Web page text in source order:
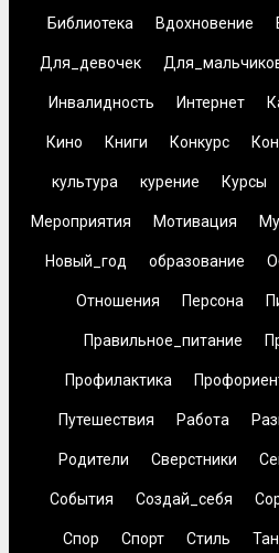
Библиотека Вдохновение
Для_девочек
Инвалидность Интернет
Кино Книги Конкурс
культура курение Курсы
Мероприятия Мотивация
Новый_год образование
Отношения Персона
Правильное_питание
Профилактика
Путешествия Работа
Родители Сверстники
События Создай_себя
Спор Спорт Стиль